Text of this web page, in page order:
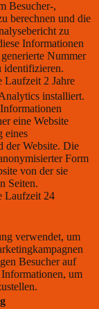
Besucher-,
berechnen und die
zu
Informationen
Nummer
identifizieren.
Laufzeit 2 Jahre
installiert.
eine Website
eines
der Website. Die
Form
von der sie
Seiten.
Laufzeit 24
verwendet, um
Besucher auf
Informationen, um